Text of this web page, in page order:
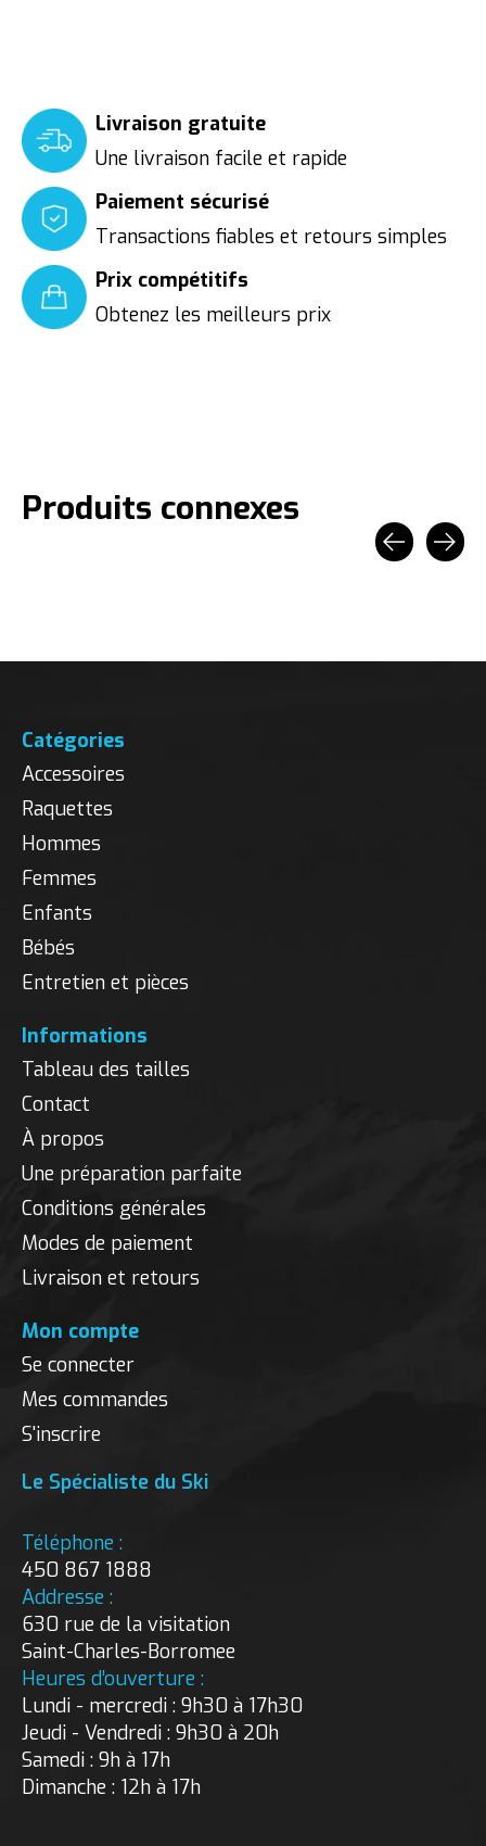
Livraison gratuite
Une livraison facile et rapide
Paiement sécurisé
Transactions fiables et retours simples
Prix compétitifs
Obtenez les meilleurs prix
Produits connexes
Catégories
Accessoires
Raquettes
Hommes
Femmes
Enfants
Bébés
Entretien et pièces
Informations
Tableau des tailles
Contact
À propos
Une préparation parfaite
Conditions générales
Modes de paiement
Livraison et retours
Mon compte
Se connecter
Mes commandes
S'inscrire
Le Spécialiste du Ski
Téléphone :
450 867 1888
Addresse :
630 rue de la visitation
Saint-Charles-Borromee
Heures d’ouverture :
Lundi - mercredi : 9h30 à 17h30
Jeudi - Vendredi : 9h30 à 20h
Samedi : 9h à 17h
Dimanche : 12h à 17h